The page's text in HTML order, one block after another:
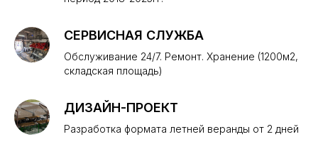
СЕРВИСНАЯ СЛУЖБА
Обслуживание 24/7. Ремонт. Хранение (1200м2,
складская площадь)
ДИЗАЙН-ПРОЕКТ
Разработка формата летней веранды от 2 дней